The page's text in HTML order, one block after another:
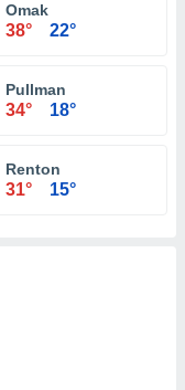
Omak
38° 22°
Pullman
34° 18°
Renton
31° 15°